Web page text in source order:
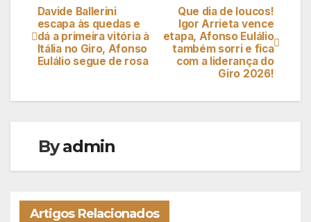
Navegação
de
artigos
Que dia de loucos!
Igor Arrieta vence
etapa, Afonso Eulálio
também sorri e fica
com a liderança do
Giro 2026!
Davide Ballerini
escapa às quedas e
dá a primeira vitória à
Itália no Giro, Afonso
Eulálio segue de rosa
Byadmin
Artigos Relacionados